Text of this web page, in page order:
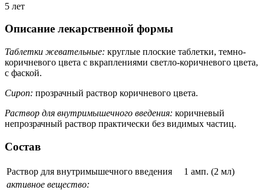
5 лет
Описание лекарственной формы
Таблетки жевательные: круглые плоские таблетки, темно-
коричневого цвета с вкраплениями светло-коричневого цвета,
с фаской.
Сироп: прозрачный раствор коричневого цвета.
Раствор для внутримышечного введения: коричневый
непрозрачный раствор практически без видимых частиц.
Состав
Раствор для внутримышечного введения
1 амп. (2 мл)
активное вещество: